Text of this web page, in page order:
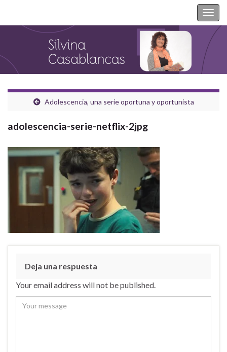
Adolescencia, una serie oportuna y oportunista
adolescencia-serie-netflix-2jpg
Deja una respuesta
Your email address will not be published.